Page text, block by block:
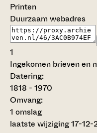
Printen
Duurzaam webadres
1
Ingekomen brieven en
Datering:
1818 - 1970
Omvang:
1 omslag
laatste wijziging 17-12-